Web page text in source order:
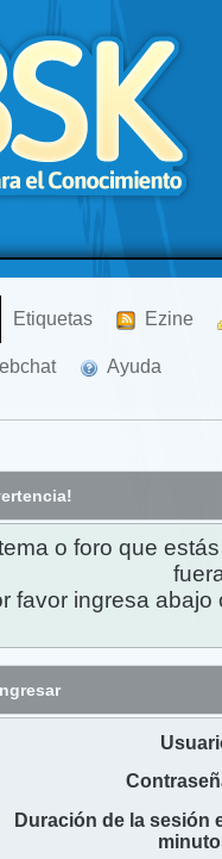
Etiquetas Ezine
Ayuda
o foro que
favor ingresa
Duración de la sesión